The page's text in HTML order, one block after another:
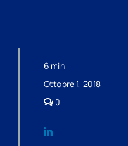
6 min
Ottobre 1, 2018
0